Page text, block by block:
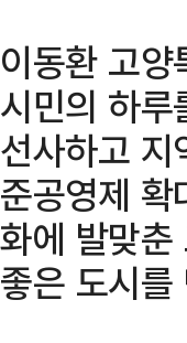
이동환 고
시민의 하
선사하고
준공영제
화에 발맞
좋은 도시